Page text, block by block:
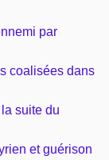
par
coalisées dans
suite du
et guérison